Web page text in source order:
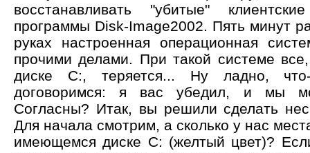
восстанавливать "убитые"
программы Disk-Image2002. Пять минут
руках настроенная операционная
прочими делами. При такой системе
диске C:, теряется... Ну ладно,
договоримся: я вас убедил, и мы
Согласны? Итак, вы решили сделать
Для начала смотрим, а сколько у нас
имеющемся диске C: (желтый цвет)?